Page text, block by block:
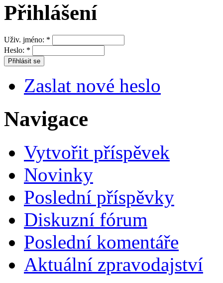
Přihlášení
Uživ. jméno: *
Heslo: *
Zaslat nové heslo
Navigace
Vytvořit příspěvek
Novinky
Poslední příspěvky
Diskuzní fórum
Poslední komentáře
Aktuální zpravodajství